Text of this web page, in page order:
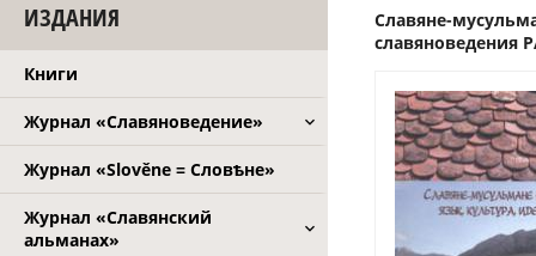
ИЗДАНИЯ
Книги
Журнал «Славяноведение»
Журнал «Slověne = Словѣне»
Журнал «Славянский
альманах»
Славяне-
славяноведения